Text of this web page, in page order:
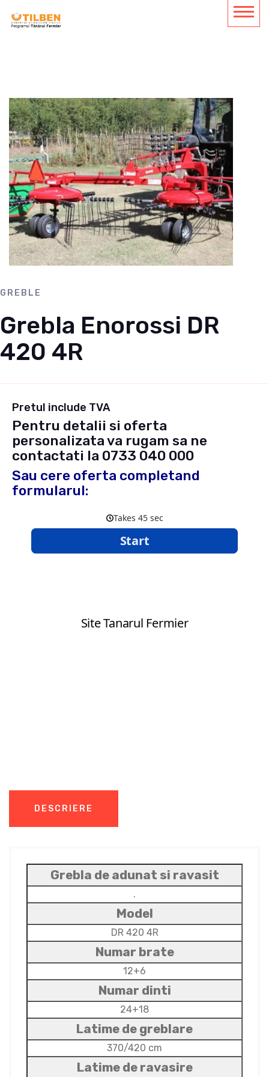
GREBLE
Grebla Enorossi DR
420 4R
Pretul include TVA
Pentru detalii si oferta
personalizata va rugam sa ne
contactati la 0733 040 000
Sau cere oferta completand
formularul:
DESCRIERE
Grebla de adunat si ravasit
.
Model
DR 420 4R
Numar brate
12+6
Numar dinti
24+18
Latime de greblare
370/420 cm
Latime de ravasire